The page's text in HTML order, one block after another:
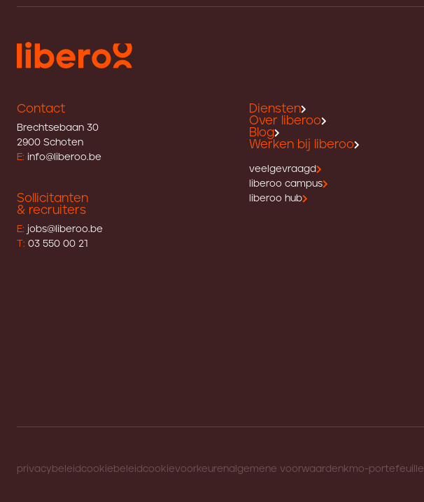
Contact
Brechtsebaan 30
2900 Schoten
E: info@liberoo.be
Sollicitanten
& recruiters
E: jobs@liberoo.be
T: 03 550 00 21
Diensten
Over liberoo
Blog
Werken bij liberoo
veelgevraagd
liberoo campus
liberoo hub
privacybeleid cookiebeleid cookievoorkeurenalgemene voorwaardenkmo-portefeuille